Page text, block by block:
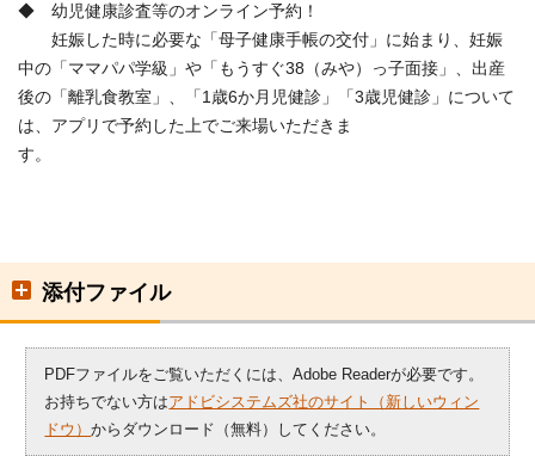
◆ 幼児健康診査等のオンライン予約！
妊娠した時に必要な「母子健康手帳の交付」に始まり、妊娠
中の「ママパパ学級」や「もうすぐ38（みや）っ子面接」、出産
後の「離乳食教室」、「1歳6か月児健診」「3歳児健診」について
は、アプリで予約した上でご来場いただきま
す。
添付ファイル
PDFファイルをご覧いただくには、Adobe Readerが必要です。
お持ちでない方はアドビシステムズ社のサイト（新しいウィン
ドウ）からダウンロード（無料）してください。